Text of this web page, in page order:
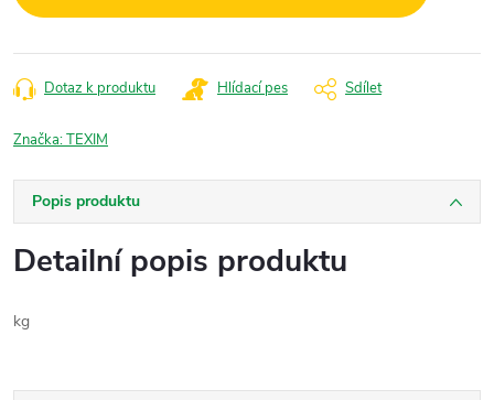
Dotaz k produktu Hlídací pes Sdílet
Značka:TEXIM
Popis produktu
Detailní popis produktu
kg